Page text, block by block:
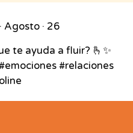
Agosto · 26
te ayuda a fluir? 🫰✨⁣
#relaciones